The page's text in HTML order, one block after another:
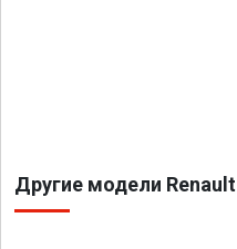
Другие модели Renault